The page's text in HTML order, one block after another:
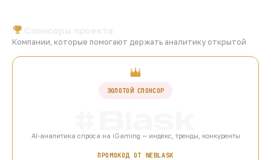
Компании, которые помогают держать аналитику открытой
ЗОЛОТОЙ СПОНСОР
AI-аналитика спроса на iGaming — индекс, тренды, конкуренты
ПРОМОКОД ОТ NEBLASK